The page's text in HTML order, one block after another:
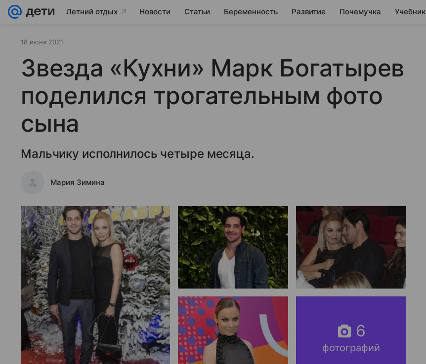
Летний отдых Новости Статьи Беременность Развитие Почемучка Учебник
18 июня 2021
Звезда «Кухни» Марк Богатырев
поделился трогательным фото
сына
Мальчику исполнилось четыре месяца.
Мария Зимина
6
фотографий